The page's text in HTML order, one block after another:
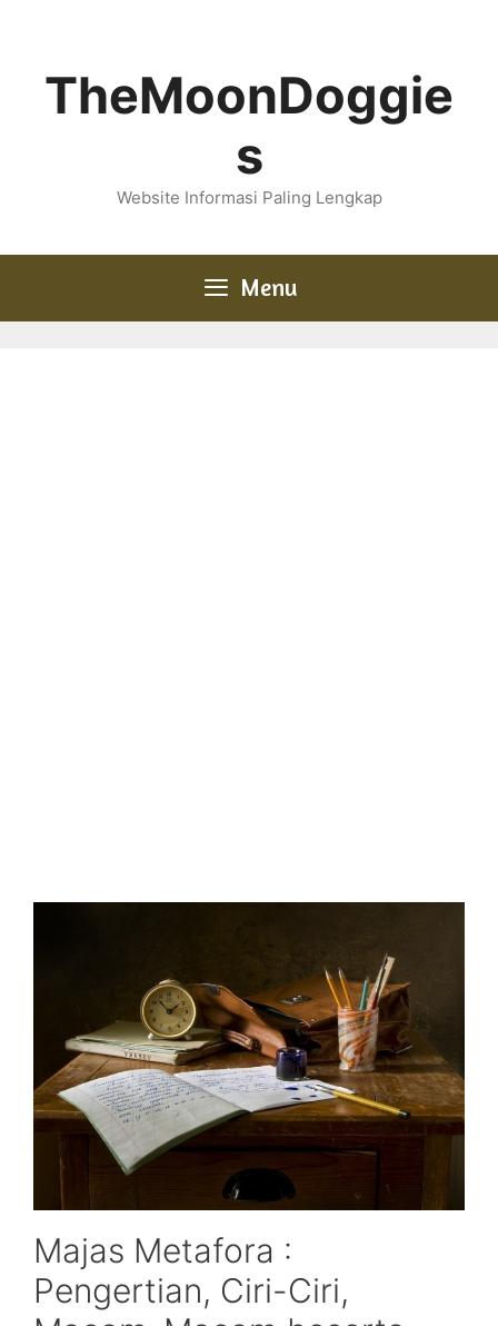
TheMoonDoggie
s
Website Informasi Paling Lengkap
Menu
Majas Metafora :
Pengertian, Ciri-Ciri,